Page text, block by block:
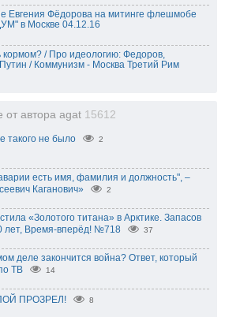
Евгения Фёдорова на митинге флешмобе
в Москве 04.12.16
кормом? / Про идеологию: Федоров,
/ Коммунизм - Москва Третий Рим
от автора agat 15612
такого не было 2
есть имя, фамилия и должность", –
Каганович»
2
«Золотого титана» в Арктике. Запасов
лет, Время-вперёд! №718
37
деле закончится война? Ответ, который
ТВ
14
ПРОЗРЕЛ! 8